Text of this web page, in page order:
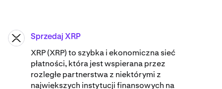
XRP Sprzedaj XRP
XRP (XRP) to szybka i ekonomiczna sieć
płatności, która jest wspierana przez
rozległe partnerstwa z niektórymi z
największych instytucji finansowych na